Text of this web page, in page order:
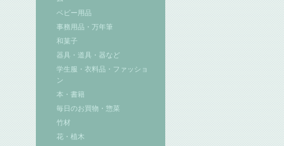
ベビー用品
事務用品・万年筆
和菓子
器具・道具・器など
学生服・衣料品・ファッショ
ン
本・書籍
毎日のお買物・惣菜
竹材
花・植木